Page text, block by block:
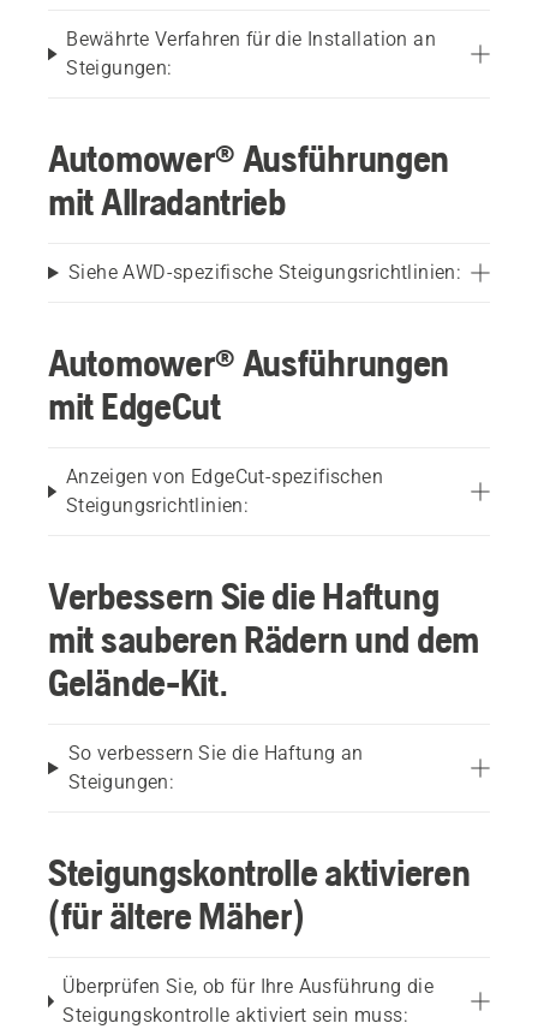
Bewährte Verfahren für die Installation an
Steigungen:
Automower® Ausführungen
mit Allradantrieb
Siehe AWD-spezifische Steigungsrichtlinien:
Automower® Ausführungen
mit EdgeCut
Anzeigen von EdgeCut-spezifischen
Steigungsrichtlinien:
Verbessern Sie die Haftung
mit sauberen Rädern und dem
Gelände-Kit.
So verbessern Sie die Haftung an
Steigungen:
Steigungskontrolle aktivieren
(für ältere Mäher)
Überprüfen Sie, ob für Ihre Ausführung die
Steigungskontrolle aktiviert sein muss: